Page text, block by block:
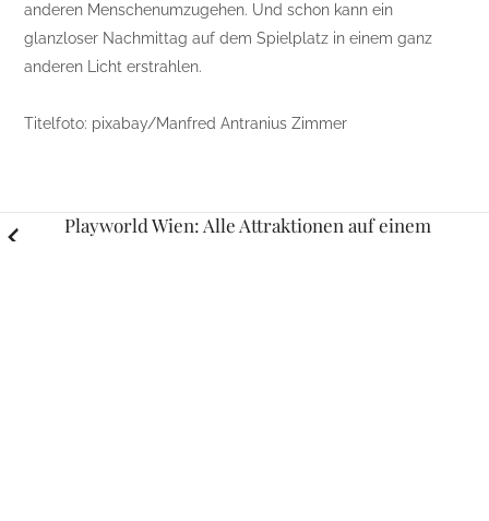
anderen Menschenumzugehen. Und schon kann ein
glanzloser Nachmittag auf dem Spielplatz in einem ganz
anderen Licht erstrahlen.
Titelfoto: pixabay/Manfred Antranius Zimmer
PostsPlayworld Wien: Alle Attraktionen auf einem